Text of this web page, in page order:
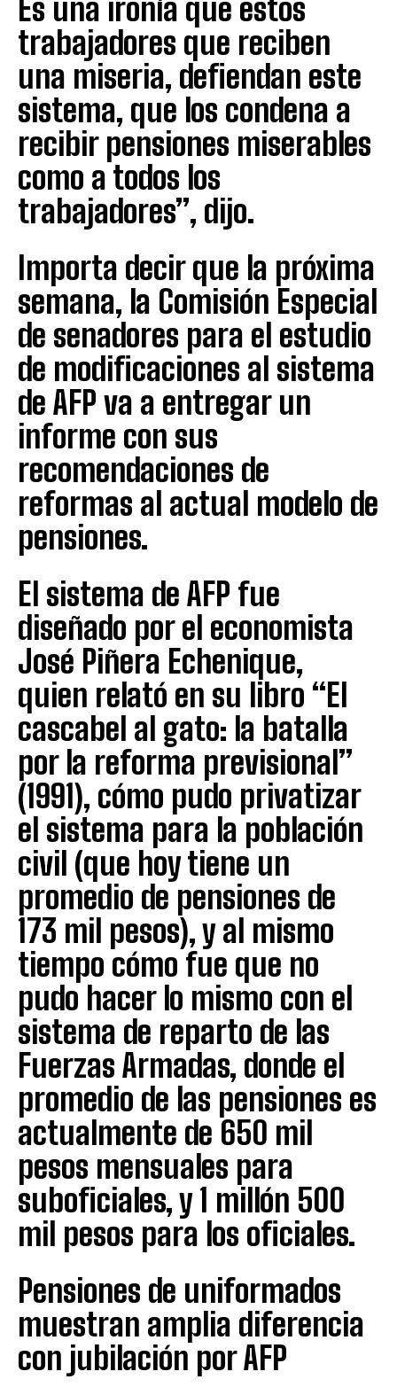
Es una ironía que estos
trabajadores que reciben
una miseria, defiendan este
sistema, que los condena a
recibir pensiones miserables
como a todos los
trabajadores”, dijo.
Importa decir que la próxima
semana, la Comisión Especial
de senadores para el estudio
de modificaciones al sistema
de AFP va a entregar un
informe con sus
recomendaciones de
reformas al actual modelo de
pensiones.
El sistema de AFP fue
diseñado por el economista
José Piñera Echenique,
quien relató en su libro “El
cascabel al gato: la batalla
por la reforma previsional”
(1991), cómo pudo privatizar
el sistema para la población
civil (que hoy tiene un
promedio de pensiones de
173 mil pesos), y al mismo
tiempo cómo fue que no
pudo hacer lo mismo con el
sistema de reparto de las
Fuerzas Armadas, donde el
promedio de las pensiones es
actualmente de 650 mil
pesos mensuales para
suboficiales, y 1 millón 500
mil pesos para los oficiales.
Pensiones de uniformados
muestran amplia diferencia
con jubilación por AFP